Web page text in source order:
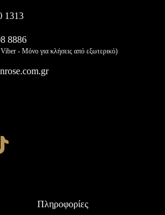
1313
8886
- Μόνο για κλήσεις από εξωτερικό)
Πληροφορίες